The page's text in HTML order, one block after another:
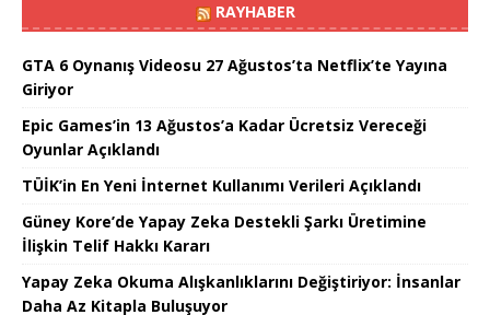
RAYHABER
GTA 6 Oynanış Videosu 27 Ağustos’ta Netflix’te Yayına
Giriyor
Epic Games’in 13 Ağustos’a Kadar Ücretsiz Vereceği
Oyunlar Açıklandı
TÜİK’in En Yeni İnternet Kullanımı Verileri Açıklandı
Güney Kore’de Yapay Zeka Destekli Şarkı Üretimine
İlişkin Telif Hakkı Kararı
Yapay Zeka Okuma Alışkanlıklarını Değiştiriyor: İnsanlar
Daha Az Kitapla Buluşuyor